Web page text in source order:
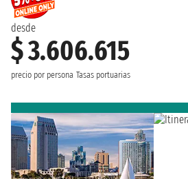
desde
$ 3.606.615
precio por persona Tasas portuarias